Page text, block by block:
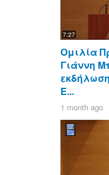
7:27
Ομιλία
Γιάννη
Ε...
1 month ago